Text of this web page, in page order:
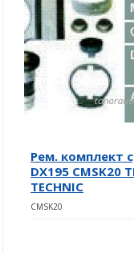
Рем. комплект
DX195 CMSK20
TECHNIC
CMSK20